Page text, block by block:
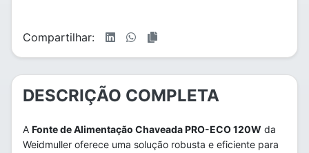
Compartilhar:
DESCRIÇÃO COMPLETA
A Fonte de Alimentação Chaveada PRO-ECO 120W da
Weidmuller oferece uma solução robusta e eficiente para